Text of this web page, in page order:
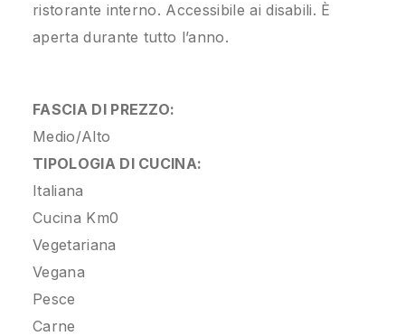
ristorante interno. Accessibile ai disabili. È
aperta durante tutto l’anno.
FASCIA DI PREZZO:
Medio/Alto
TIPOLOGIA DI CUCINA:
Italiana
Cucina Km0
Vegetariana
Vegana
Pesce
Carne